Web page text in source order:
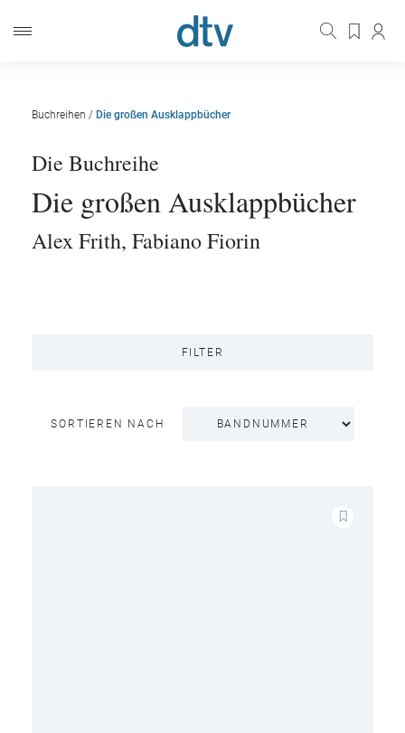
Buchreihen / Die großen Ausklappbücher
Die Buchreihe
Die großen Ausklappbücher
Alex Frith, Fabiano Fiorin
FILTER
SORTIEREN NACH